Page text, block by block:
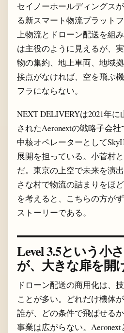
セイノーホールディングス
る新スマート物流プラット
上物流とドローン配送を組
は主役のように見えるが、
物の集約、地上車両、地域
接点がなければ、空を飛ぶ
フラにならない。
NEXT DELIVERYは2021年
されたAeronextの戦略子会
中核オペレーターとして
展開を担っている。小菅村
だ。東京の上空で未来を演
さな村で物流の詰まりをほ
を考えると、こちらの方が
ストーリーである。
Level 3.5という小
が、大きな扉を開
ドローン配送の商用化は、
ことが多い。どれだけ機体
誰が、どの条件で飛ばせる
事業は広がらない。